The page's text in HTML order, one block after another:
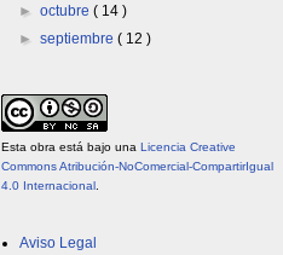
►octubre( 14 )
►septiembre( 12 )
Esta obra está bajo una Licencia Creative
Commons Atribución-NoComercial-CompartirIgual
4.0 Internacional
Aviso Legal